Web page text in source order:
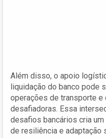
Além disso, o apoio
liquidação do banco pode
operações de transporte e
desafiadoras. Essa
desafios bancários cria
de resiliência e adaptação